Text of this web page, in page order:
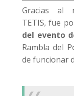
Gracias al
TETIS, fue
del evento
Rambla del
de funcionar